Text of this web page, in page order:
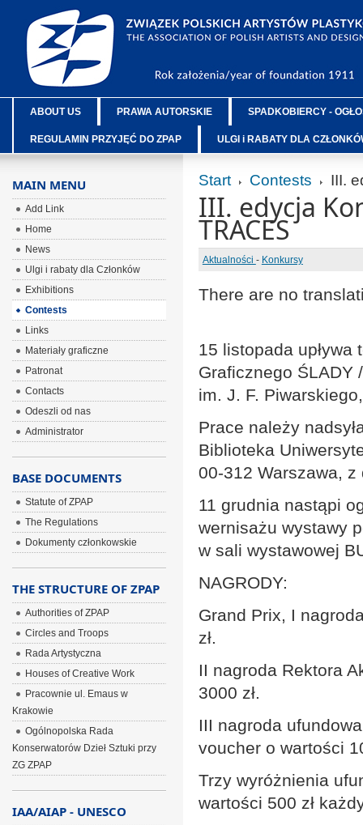
ABOUT US PRAWA AUTORSKIE SPADKOBIERCY -
REGULAMIN PRZYJĘĆ DO ZPAP ULGI i RABATY DLA
Start Contests III.
III. edycja
TRACES
Aktualności - Konkursy
There are no
15 listopada upływa
Graficznego ŚLADY
im. J. F.
Prace należy
Biblioteka
00-312 Warszawa, z
11 grudnia nastąpi
wernisażu wystawy
w sali wystawowej
NAGRODY:
Grand Prix, I
zł.
II nagroda Rektora
3000 zł.
III nagroda
voucher o wartości
Trzy wyróżnienia
wartości 500 zł
MAIN MENU
Add Link
Home
News
Ulgi i rabaty dla Członków
Exhibitions
Contests
Links
Materiały graficzne
Patronat
Contacts
Odeszli od nas
Administrator
BASE DOCUMENTS
Statute of ZPAP
The Regulations
Dokumenty członkowskie
THE STRUCTURE OF ZPAP
Authorities of ZPAP
Circles and Troops
Rada Artystyczna
Houses of Creative Work
Pracownie ul. Emaus w
Krakowie
Ogólnopolska Rada
Konserwatorów Dzieł Sztuki przy
ZG ZPAP
IAA/AIAP - UNESCO